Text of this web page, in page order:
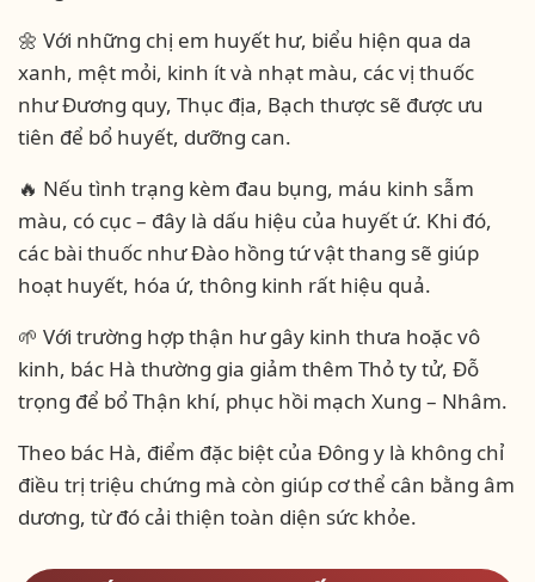
🌼 Với những chị em huyết hư, biểu hiện qua da
xanh, mệt mỏi, kinh ít và nhạt màu, các vị thuốc
như Đương quy, Thục địa, Bạch thược sẽ được ưu
tiên để bổ huyết, dưỡng can.
🔥 Nếu tình trạng kèm đau bụng, máu kinh sẫm
màu, có cục – đây là dấu hiệu của huyết ứ. Khi đó,
các bài thuốc như Đào hồng tứ vật thang sẽ giúp
hoạt huyết, hóa ứ, thông kinh rất hiệu quả.
🌱 Với trường hợp thận hư gây kinh thưa hoặc vô
kinh, bác Hà thường gia giảm thêm Thỏ ty tử, Đỗ
trọng để bổ Thận khí, phục hồi mạch Xung – Nhâm.
Theo bác Hà, điểm đặc biệt của Đông y là không chỉ
điều trị triệu chứng mà còn giúp cơ thể cân bằng âm
dương, từ đó cải thiện toàn diện sức khỏe.